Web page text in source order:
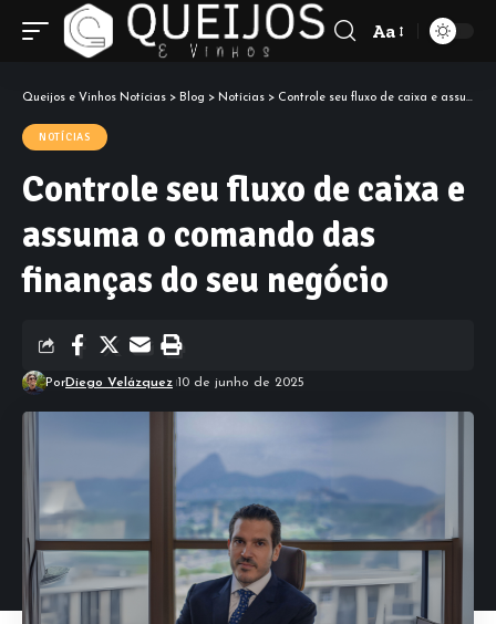
Font
Aa
Queijos e Vinhos Notícias > Blog > Notícias > Controle seu fluxo de caixa e assuma o comando das finanças do seu negócio
NOTÍCIAS
Controle seu fluxo de caixa e
assuma o comando das
finanças do seu negócio
PorDiego Velázquez 10 de junho de 2025